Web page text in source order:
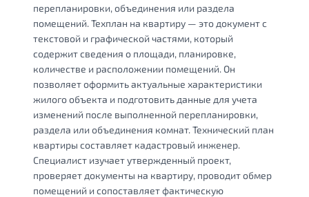
перепланировки, объединения или раздела
помещений. Техплан на квартиру — это документ с
текстовой и графической частями, который
содержит сведения о площади, планировке,
количестве и расположении помещений. Он
позволяет оформить актуальные характеристики
жилого объекта и подготовить данные для учета
изменений после выполненной перепланировки,
раздела или объединения комнат. Технический план
квартиры составляет кадастровый инженер.
Специалист изучает утвержденный проект,
проверяет документы на квартиру, проводит обмер
помещений и сопоставляет фактическую